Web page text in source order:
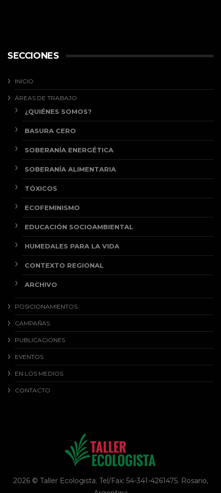
SECCIONES
INICIO
ÁREAS DE TRABAJO
¿QUIÉNES SOMOS?
BASURA CERO
SOBERANÍA ENERGÉTICA
SOBERANÍA ALIMENTARIA
TÓXICOS
ECOFEMINISMO
EDUCACIÓN SOCIOAMBIENTAL
HUMEDALES PARA LA VIDA
CONTEXTO REGIONAL
ARCHIVO
POSICIONAMIENTOS
CAMPAÑAS
PUBLICACIONES
EVENTOS
EN LOS MEDIOS
CONTACTO
2026 © Taller Ecologista. Tel/Fax: 54-341-4261475. Rosario,